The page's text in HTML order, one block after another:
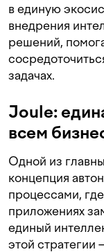
в единую
внедрения
решений,
задачах.
Joule:
всем
Одной из
концепция
процессами,
приложениях
единый
этой стратегии